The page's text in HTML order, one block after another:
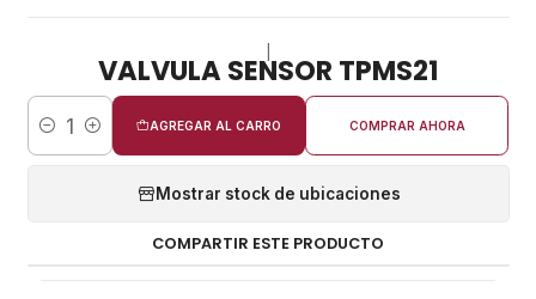
VALVULA SENSOR TPMS21
Cantidad
AGREGAR AL CARRO COMPRAR AHORA
Mostrar stock de ubicaciones
COMPARTIR ESTE PRODUCTO